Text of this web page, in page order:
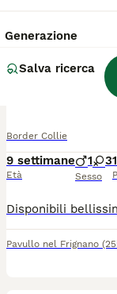
Generazione
Salva ricerca
Border collie
Border Collie
9 settimane
Età
1 3
Sesso
Pavullo nel Frignano